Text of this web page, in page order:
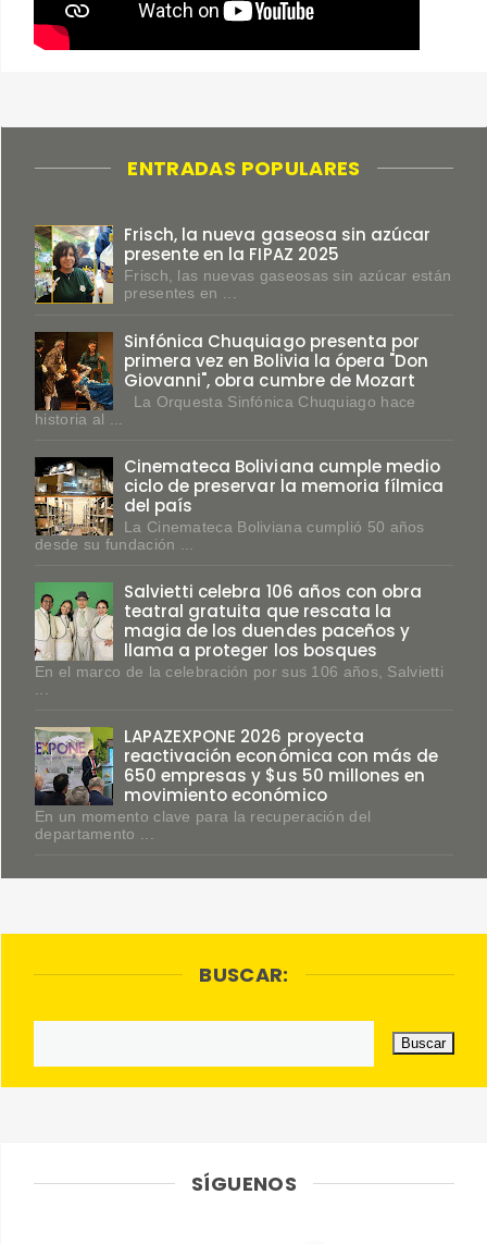
ENTRADAS POPULARES
Frisch, la nueva gaseosa sin azúcar
presente en la FIPAZ 2025
Frisch, las nuevas gaseosas sin azúcar están
presentes en ...
Sinfónica Chuquiago presenta por
primera vez en Bolivia la ópera "Don
Giovanni", obra cumbre de Mozart
La Orquesta Sinfónica Chuquiago hace
historia al ...
Cinemateca Boliviana cumple medio
ciclo de preservar la memoria fílmica
del país
La Cinemateca Boliviana cumplió 50 años
desde su fundación ...
Salvietti celebra 106 años con obra
teatral gratuita que rescata la
magia de los duendes paceños y
llama a proteger los bosques
En el marco de la celebración por sus 106 años, Salvietti
LAPAZEXPONE 2026 proyecta
reactivación económica con más de
650 empresas y $us 50 millones en
movimiento económico
En un momento clave para la recuperación del
departamento ...
BUSCAR:
SÍGUENOS